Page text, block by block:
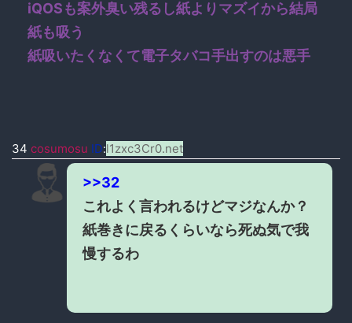
iQOSも案外臭い残るし紙よりマズイから結局
紙も吸う
紙吸いたくなくて電子タバコ手出すのは悪手
34 cosumosu ID:l1zxc3Cr0.net
>>32
これよく言われるけどマジなんか？
紙巻きに戻るくらいなら死ぬ気で我
慢するわ